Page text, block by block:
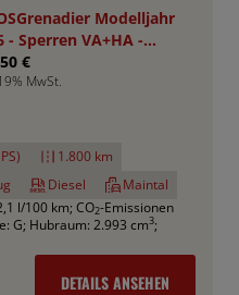
Modelljahr
-
Pack
€
MwSt.
1.800 km
Diesel
Maintal
l/100 km; CO2-Emissionen
G; Hubraum: 2.993 cm3;
DETAILS ANSEHEN